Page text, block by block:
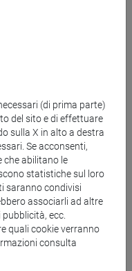
- Laurea
formazione
SOCIALE,
(di prima parte)
del sito e di effettuare
sulla X in alto a destra
Se acconsenti,
che abilitano le
statistiche sul loro
saranno condivisi
associarli ad altre
ecc.
quali cookie verranno
consulta